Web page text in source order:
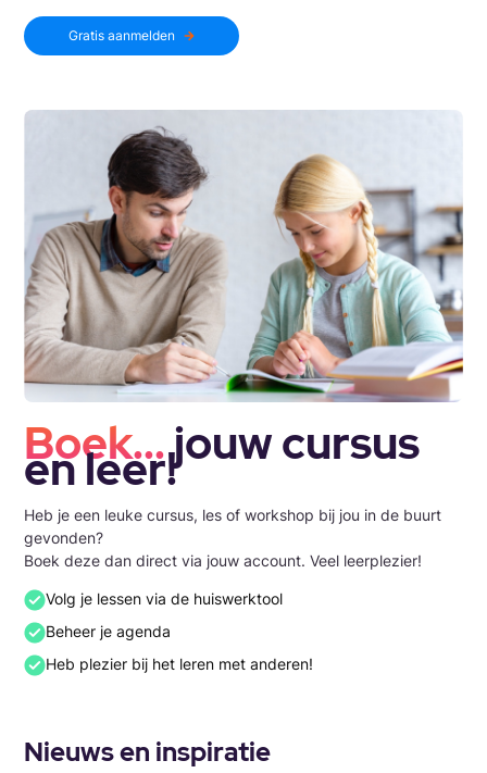
Gratis aanmelden
Boek...jouw cursus
en leer!
Heb je een leuke cursus, les of workshop bij jou in de buurt
gevonden?
Boek deze dan direct via jouw account. Veel leerplezier!
Volg je lessen via de huiswerktool
Beheer je agenda
Heb plezier bij het leren met anderen!
Nieuws en inspiratie